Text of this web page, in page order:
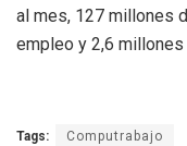
al mes, 127 millones
empleo y 2,6
Tags: Computrabajo